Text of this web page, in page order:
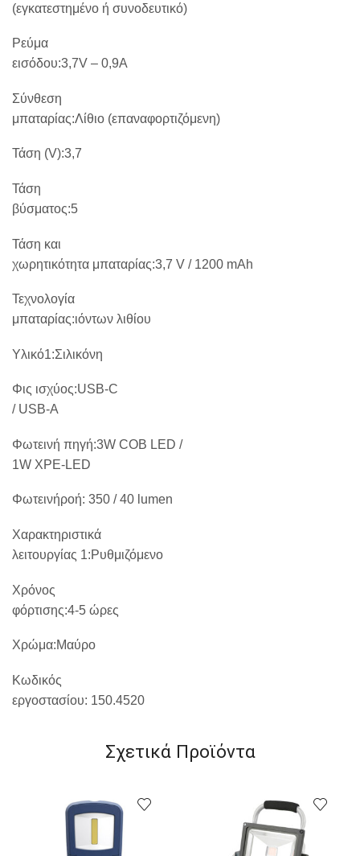
(εγκατεστημένο ή συνοδευτικό)
Ρεύμα
εισόδου:3,7V – 0,9A
Σύνθεση
μπαταρίας:Λίθιο (επαναφορτιζόμενη)
Τάση (V):3,7
Τάση
βύσματος:5
Τάση και
χωρητικότητα μπαταρίας:3,7 V / 1200 mAh
Τεχνολογία
μπαταρίας:ιόντων λιθίου
Υλικό1:Σιλικόνη
Φις ισχύος:USB-C
/ USB-A
Φωτεινή πηγή:3W COB LED /
1W XPE-LED
Φωτεινήροή: 350 / 40 lumen
Χαρακτηριστικά
λειτουργίας 1:Ρυθμιζόμενο
Χρόνος
φόρτισης:4-5 ώρες
Χρώμα:Μαύρο
Κωδικός
εργοστασίου: 150.4520
Σχετικά Προϊόντα